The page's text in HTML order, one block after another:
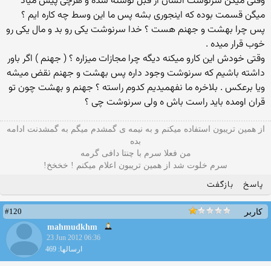
میگن قسمت بوده که اینجوری بشه پس ما این وسط چه کاره ایم ؟
پس چرا بهشت و جهنم هست ؟ خدا سرنوشت یکی رو بد و مال یکی رو
خوب قرار میده .
وقتی خودش این کارو میکنه دیگه چرا مجازات میزاره ؟ ( جهنم ) اگر باور
داشته باشیم که سرنوشت وجود داره پس بهشت و جهنم نقض میشه
ویا برعکس . بلاخره ما نفهمیدیم کدوم راسته ؟ جهنم و بهشت چون تو
قران اومده باید راست باش ه ولی سرنوشت چی ؟
از همین تریبون استفاده میکنم و به نیمه ی گمشدم میگم به گمشدنت ادامه
بده
من فعلا سرم با چنتا دافی گرمه
سرم خلوت شد از همین تریبون اعلام میکنم ! خخخخ!
پاسخ بازگفت
کاربر
#120
mahmudkhm
23 Jun 2012 06:36
ارسالها: 469